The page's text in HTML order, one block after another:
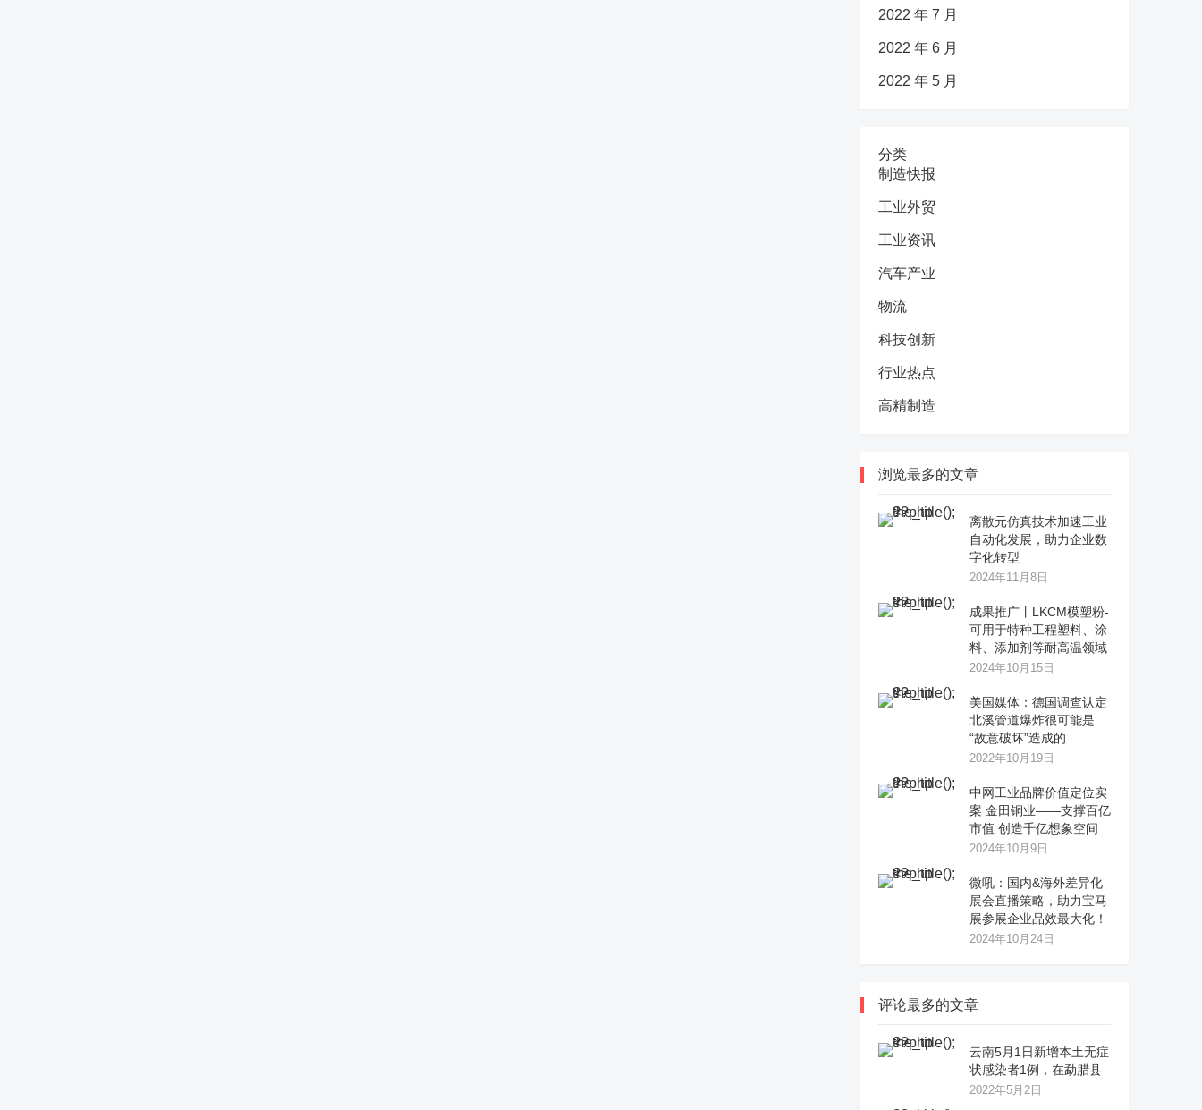
2022 年 7 月
2022 年 6 月
2022 年 5 月
分类
制造快报
工业外贸
工业资讯
汽车产业
物流
科技创新
行业热点
高精制造
浏览最多的文章
离散元仿真技术加速工业
自动化发展，助力企业数
字化转型
2024年11月8日
成果推广丨LKCM模塑粉-
可用于特种工程塑料、涂
料、添加剂等耐高温领域
2024年10月15日
美国媒体：德国调查认定
北溪管道爆炸很可能是
“故意破坏”造成的
2022年10月19日
中网工业品牌价值定位实
案 金田铜业——支撑百亿
市值 创造千亿想象空间
2024年10月9日
微吼：国内&海外差异化
展会直播策略，助力宝马
展参展企业品效最大化！
2024年10月24日
评论最多的文章
云南5月1日新增本土无症
状感染者1例，在勐腊县
2022年5月2日